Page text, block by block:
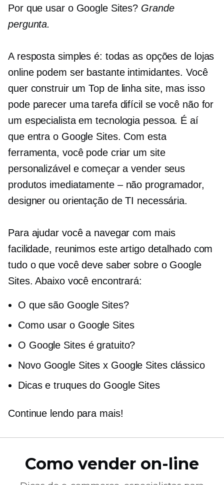
Por que usar o Google Sites? Grande
pergunta.
A resposta simples é: todas as opções de lojas
online podem ser bastante intimidantes. Você
quer construir umTop de linha site, mas isso
pode parecer uma tarefa difícil se você não for
um especialista em tecnologia pessoa. É aí
que entra o Google Sites. Com esta
ferramenta, você pode criar um site
personalizável e começar a vender seus
produtos imediatamente – não programador,
designer ou orientação de TI necessária.
Para ajudar você a navegar com mais
facilidade, reunimos este artigo detalhado com
tudo o que você deve saber sobre o Google
Sites. Abaixo você encontrará:
O que são Google Sites?
Como usar o Google Sites
O Google Sites é gratuito?
Novo Google Sites x Google Sites clássico
Dicas e truques do Google Sites
Continue lendo para mais!
Como vender on-line